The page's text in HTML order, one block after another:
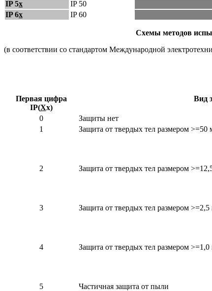
IP 5x IP 50
IP 6x IP 60
Схемы методов
(в соответствии со стандартом Международной
Первая цифра
IP(Xx)
Вид
0
Защиты нет
1
Защита от твердых тел размером >=50
2 Защита от твердых тел размером
3 Защита от твердых тел размером
4 Защита от твердых тел размером
5 Частичная защита от пыли